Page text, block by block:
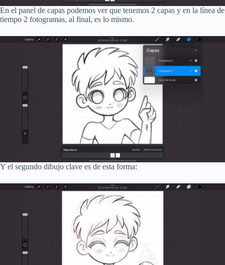
En el panel de capas podemos ver que tenemos 2 capas y en la línea de
tiempo 2 fotogramas, al final, es lo mismo.
Y el segundo dibujo clave es de esta forma: